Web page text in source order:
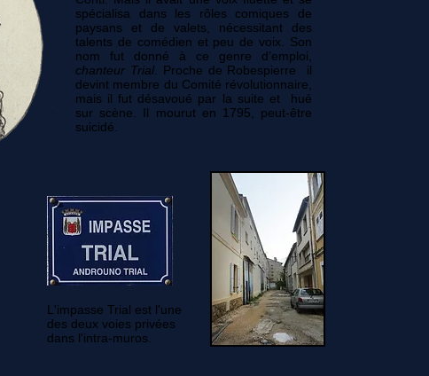
spécialisa dans les rôles comiques de
paysans et de valets, nécessitant des
talents de comédien et peu de voix. Son
nom fut donné à ce genre d’emploi,
chanteur Trial. Proche de Robespierre il
devint membre du Comité révolutionnaire
mais il fut désavoué par la suite et hué
sur scène. Il mourut en 1795, peut-être
suicidé.
L'impasse Trial est l'une
des deux voies privées
dans l'intra-muros.